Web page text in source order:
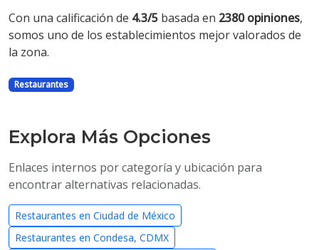
Con una calificación de 4.3/5 basada en 2380 opiniones,
somos uno de los establecimientos mejor valorados de
la zona.
Restaurantes
Explora Más Opciones
Enlaces internos por categoría y ubicación para
encontrar alternativas relacionadas.
Restaurantes en Ciudad de México
Restaurantes en Condesa, CDMX